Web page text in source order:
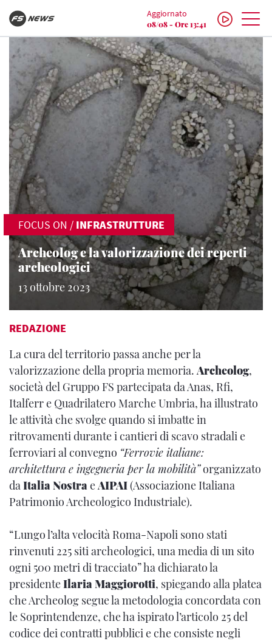
Aggiornato
08/08 - Ore 13:41
FOCUS ON / INFRASTRUTTURE
Archeolog e la valorizzazione dei reperti
archeologici
13 ottobre 2023
REDAZIONE
La cura del territorio passa anche per la
valorizzazione della propria memoria.Archeolog,
società del Gruppo FS partecipata da Anas, Rfi,
Italferr e Quadrilatero Marche Umbria, ha illustrato
le attività che svolge quando si imbatte in
ritrovamenti durante i cantieri di scavo stradali e
ferroviari al convegno “Ferrovie italiane:
architettura e ingegneria per la mobilità”organizzato
daItalia NostraeAIPAI(Associazione Italiana
Patrimonio Archeologico Industriale).
“Lungo l’alta velocità Roma-Napoli sono stati
rinvenuti 225 siti archeologici, una media di un sito
ogni 500 metri di tracciato” ha dichiarato la
presidenteIlaria Maggiorotti, spiegando alla platea
che Archeolog segue la metodologia concordata con
le Soprintendenze, che ha ispirato l’articolo 25 del
codice dei contratti pubblici e che consiste negli